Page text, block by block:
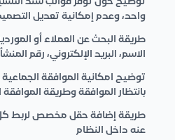
توضيح حول توفر قوالب سند
واحد، وعدم إمكانية تعديل
طريقة البحث عن العملاء أو
الاسم، البريد الإلكتروني، رقم
توضيح امكانية الموافقة
بانتظار الموافقة وطريقة
طريقة إضافة حقل مخصص لربط
عنه داخل النظام